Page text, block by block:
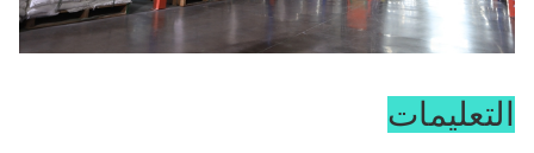
التعليمات